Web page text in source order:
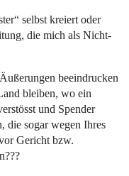
selbst kreiert oder
die mich als Nicht-
beeindrucken
bleiben, wo ein
und Spender
die sogar wegen Ihres
Gericht bzw.